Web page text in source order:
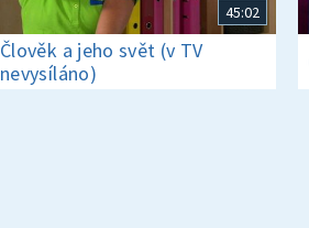
45:02
Člověk a jeho svět (v TV
nevysíláno)